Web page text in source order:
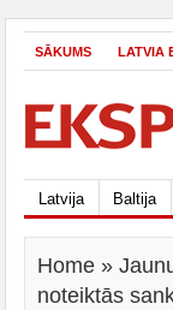
SĀKUMS LATVIA
Latvija Baltija
Home »
noteiktās